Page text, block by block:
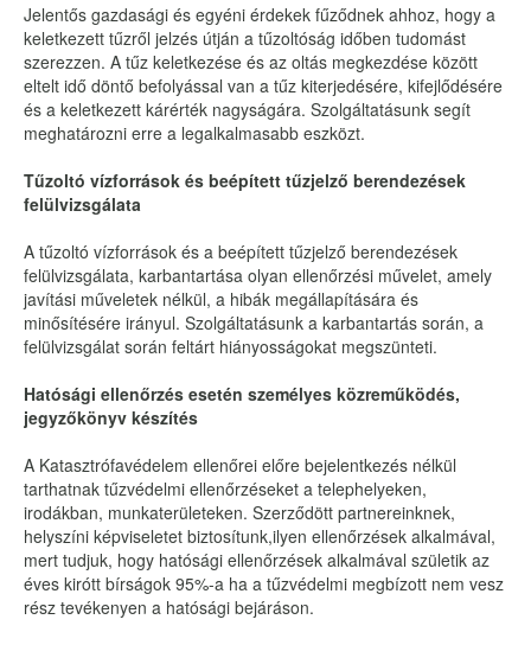
Jelentős gazdasági és egyéni érdekek fűződnek ahhoz, hogy a
keletkezett tűzről jelzés útján a tűzoltóság időben tudomást
szerezzen. A tűz keletkezése és az oltás megkezdése között
eltelt idő döntő befolyással van a tűz kiterjedésére, kifejlődésére
és a keletkezett kárérték nagyságára. Szolgáltatásunk segít
meghatározni erre a legalkalmasabb eszközt.
Tűzoltó vízforrások és beépített tűzjelző berendezések
felülvizsgálata
A tűzoltó vízforrások és a beépített tűzjelző berendezések
felülvizsgálata, karbantartása olyan ellenőrzési művelet, amely
javítási műveletek nélkül, a hibák megállapítására és
minősítésére irányul. Szolgáltatásunk a karbantartás során, a
felülvizsgálat során feltárt hiányosságokat megszünteti.
Hatósági ellenőrzés esetén személyes közreműködés,
jegyzőkönyv készítés
A Katasztrófavédelem ellenőrei előre bejelentkezés nélkül
tarthatnak tűzvédelmi ellenőrzéseket a telephelyeken,
irodákban, munkaterületeken. Szerződött partnereinknek,
helyszíni képviseletet biztosítunk,ilyen ellenőrzések alkalmával,
mert tudjuk, hogy hatósági ellenőrzések alkalmával születik az
éves kirótt bírságok 95%-a ha a tűzvédelmi megbízott nem vesz
rész tevékenyen a hatósági bejáráson.